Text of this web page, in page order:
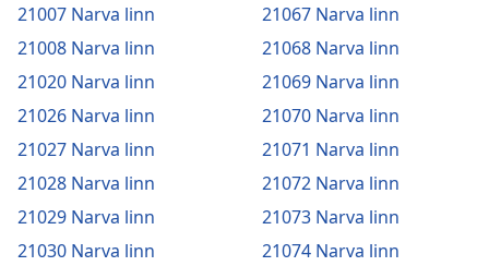
21007 Narva linn
21008 Narva linn
21020 Narva linn
21026 Narva linn
21027 Narva linn
21028 Narva linn
21029 Narva linn
21030 Narva linn
21067 Narva linn
21068 Narva linn
21069 Narva linn
21070 Narva linn
21071 Narva linn
21072 Narva linn
21073 Narva linn
21074 Narva linn